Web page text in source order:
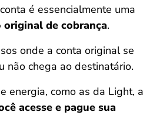
é essencialmente uma
de cobrança.
onde a conta original se
não chega ao destinatário.
energia, como as da Light, a
acesse e pague sua